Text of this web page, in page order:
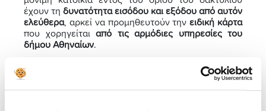
έχουν τη δυνατότητα εισόδου και εξόδου από αυτόν
ελεύθερα, αρκεί να προμηθευτούν τηνειδική κάρτα
που χορηγείται από τις αρμόδιες υπηρεσίες του
δήμου Αθηναίων.
Τα αυτοκίνητα αυτά, θα κινούνται σε
προκαθορισμένες ζώνες, αναλόγως του τόπου
κατοικίας του κατόχου, χρησιμοποιώνταςτη